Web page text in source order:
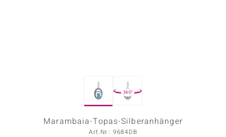
360°
Marambaia-Topas-Silberanhänger
Art.Nr.: 9684DB